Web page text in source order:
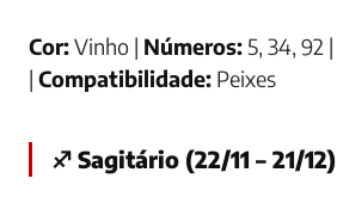
Cor:Vinho | Números:5, 34, 92 |
| Compatibilidade: Peixes
♐ Sagitário (22/11 – 21/12)